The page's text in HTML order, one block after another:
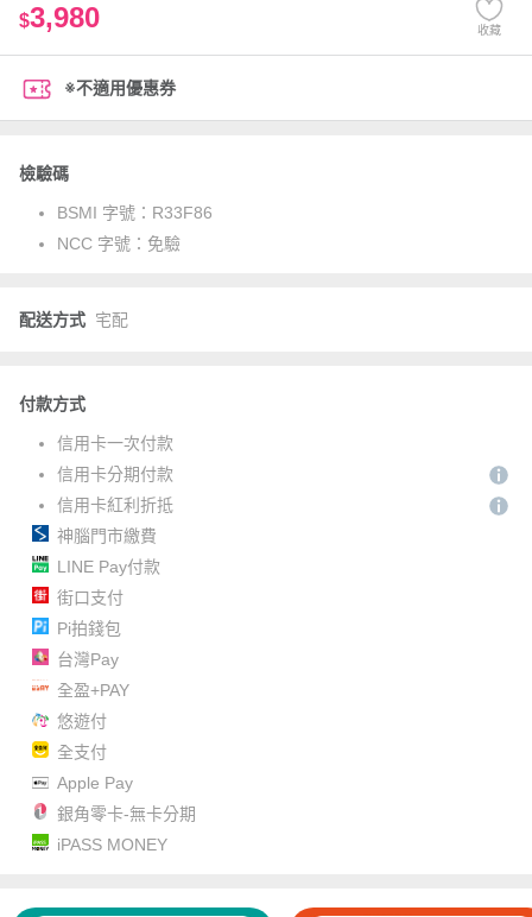
$3,980 收藏
※不適用優惠券
檢驗碼
BSMI 字號： R33F86
NCC 字號： 免驗
配送方式 宅配
付款方式
信用卡一次付款
信用卡分期付款
信用卡紅利折抵
神腦門市繳費
LINE Pay付款
街口支付
Pi拍錢包
台灣Pay
全盈+PAY
悠遊付
全支付
Apple Pay
銀角零卡-無卡分期
iPASS MONEY